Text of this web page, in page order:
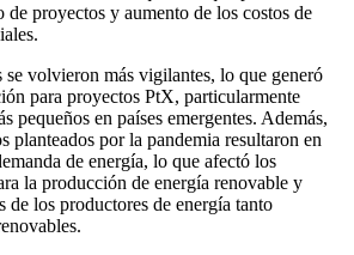
de proyectos y aumento de los costos de
se volvieron más vigilantes, lo que generó
para proyectos PtX, particularmente
pequeños en países emergentes. Además,
planteados por la pandemia resultaron en
de energía, lo que afectó los
la producción de energía renovable y
de los productores de energía tanto